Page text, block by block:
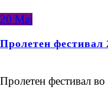
20 Мај
Пролетен фестивал
Пролетен фестивал во